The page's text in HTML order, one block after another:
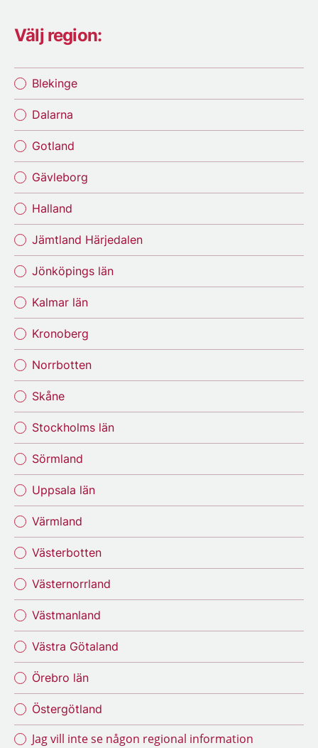
Välj region:
Blekinge
Dalarna
Gotland
Gävleborg
Halland
Jämtland Härjedalen
Jönköpings län
Kalmar län
Kronoberg
Norrbotten
Skåne
Stockholms län
Sörmland
Uppsala län
Värmland
Västerbotten
Västernorrland
Västmanland
Västra Götaland
Örebro län
Östergötland
Jag vill inte se någon regional information